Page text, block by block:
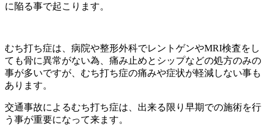
に陥る事で起こります。
むち打ち症は、病院や整形外科でレントゲンやMRI検査をし
ても骨に異常がない為、痛み止めとシップなどの処方のみの
事が多いですが、むち打ち症の痛みや症状が軽減しない事も
あります。
交通事故によるむち打ち症は、出来る限り早期での施術を行
う事が重要になって来ます。